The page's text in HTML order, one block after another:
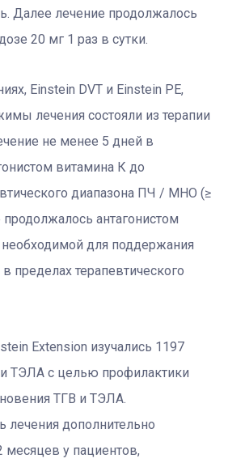
Далее лечение продолжалось
20 мг 1 раз в сутки.
Einstein DVT и Einstein PE,
лечения состояли из терапии
не менее 5 дней в
витамина К до
диапазона ПЧ / МНО (≥
антагонистом
для поддержания
пределах терапевтического
Extension изучались 1197
ТЭЛА с целью профилактики
ТГВ и ТЭЛА.
лечения дополнительно
месяцев у пациентов,